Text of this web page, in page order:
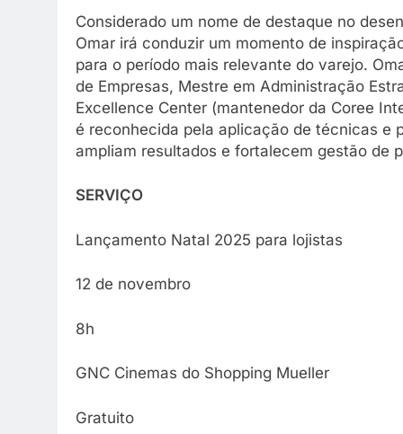
Considerado um nome de destaque no
Omar irá conduzir um momento de
para o período mais relevante do varejo.
de Empresas, Mestre em Administração
Excellence Center (mantenedor da Coree
é reconhecida pela aplicação de técnicas e
ampliam resultados e fortalecem gestão de
SERVIÇO
Lançamento Natal 2025 para lojistas
12 de novembro
8h
GNC Cinemas do Shopping Mueller
Gratuito